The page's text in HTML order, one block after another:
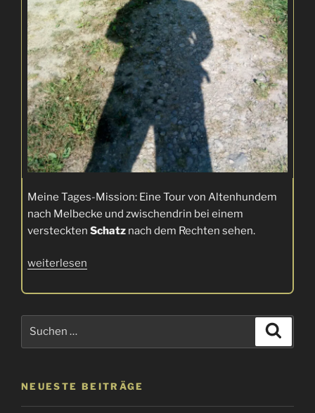
Meine Tages-Mission: Eine Tour von Altenhundem
nach Melbecke und zwischendrin bei einem
versteckten Schatz nach dem Rechten sehen.
„Von
Eindringlingen,
einem
Strand
und
weiterlesen
NEUESTE BEITRÄGE